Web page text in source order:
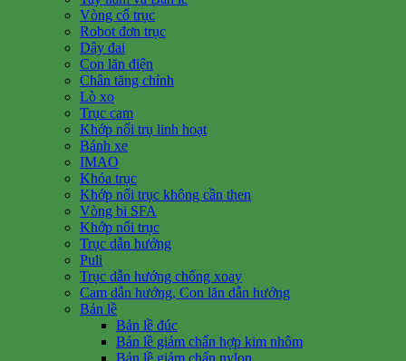
Vòng cổ trục
Robot đơn trục
Dây đai
Con lăn điện
Chân tăng chỉnh
Lò xo
Trục cam
Khớp nối trụ linh hoạt
Bánh xe
IMAO
Khóa trục
Khớp nối trục không cần then
Vòng bi SFA
Khớp nối trục
Trục dẫn hướng
Puli
Trục dẫn hướng chống xoay
Cam dẫn hướng, Con lăn dẫn hướng
Bản lề
Bản lề đúc
Bản lề giảm chấn hợp kim nhôm
Bản lề giảm chấn nylon